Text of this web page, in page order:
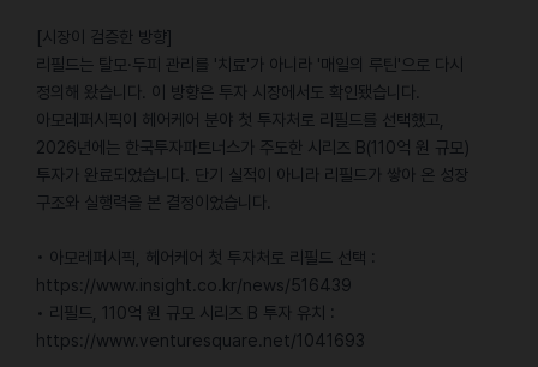
[시장이 검증한 방향]
리필드는 탈모·두피 관리를 '치료'가 아니라 '매일의 루틴'으로 다시
정의해 왔습니다. 이 방향은 투자 시장에서도 확인됐습니다.
아모레퍼시픽이 헤어케어 분야 첫 투자처로 리필드를 선택했고,
2026년에는 한국투자파트너스가 주도한 시리즈 B(110억 원 규모)
투자가 완료되었습니다. 단기 실적이 아니라 리필드가 쌓아 온 성장
구조와 실행력을 본 결정이었습니다.
• 아모레퍼시픽, 헤어케어 첫 투자처로 리필드 선택 :
https://www.insight.co.kr/news/516439
• 리필드, 110억 원 규모 시리즈 B 투자 유치 :
https://www.venturesquare.net/1041693